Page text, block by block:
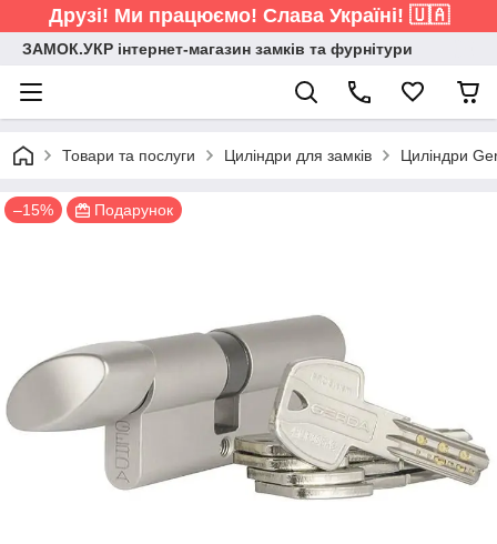
Друзі! Ми працюємо! Слава Україні! 🇺🇦
ЗАМОК.УКР інтернет-магазин замків та фурнітури
Товари та послуги Циліндри для замків Циліндри
–15% Подарунок